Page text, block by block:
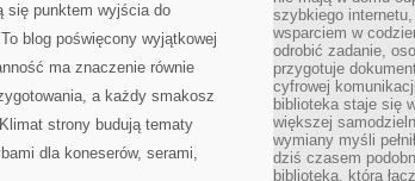
się punktem wyjścia do
blog poświęcony wyjątkowej
ma znaczenie równie
a każdy smakosz
strony budują tematy
dla koneserów, serami,
szybkiego
wsparciem w
odrobić zadanie,
przygotuje
cyfrowej
biblioteka staje się
większej
wymiany myśli
dziś czasem
biblioteka, która